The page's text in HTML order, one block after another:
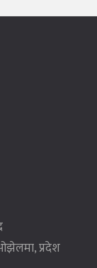
प्रदेश